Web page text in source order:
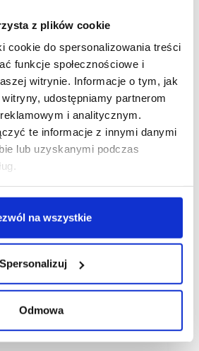
z plików cookie
cookie do spersonalizowania treści
funkcje społecznościowe i
witrynie. Informacje o tym, jak
udostępniamy partnerom
i analitycznym.
te informacje z innymi danymi
lub uzyskanymi podczas
na wszystkie
Spersonalizuj
Odmowa
LCP M Park